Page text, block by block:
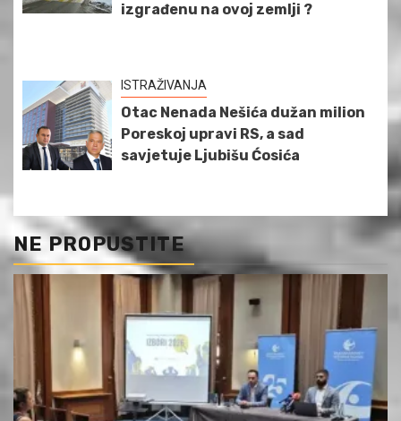
izgrađenu na ovoj zemlji ?
ISTRAŽIVANJA
Otac Nenada Nešića dužan milion
Poreskoj upravi RS, a sad
savjetuje Ljubišu Ćosića
NE PROPUSTITE